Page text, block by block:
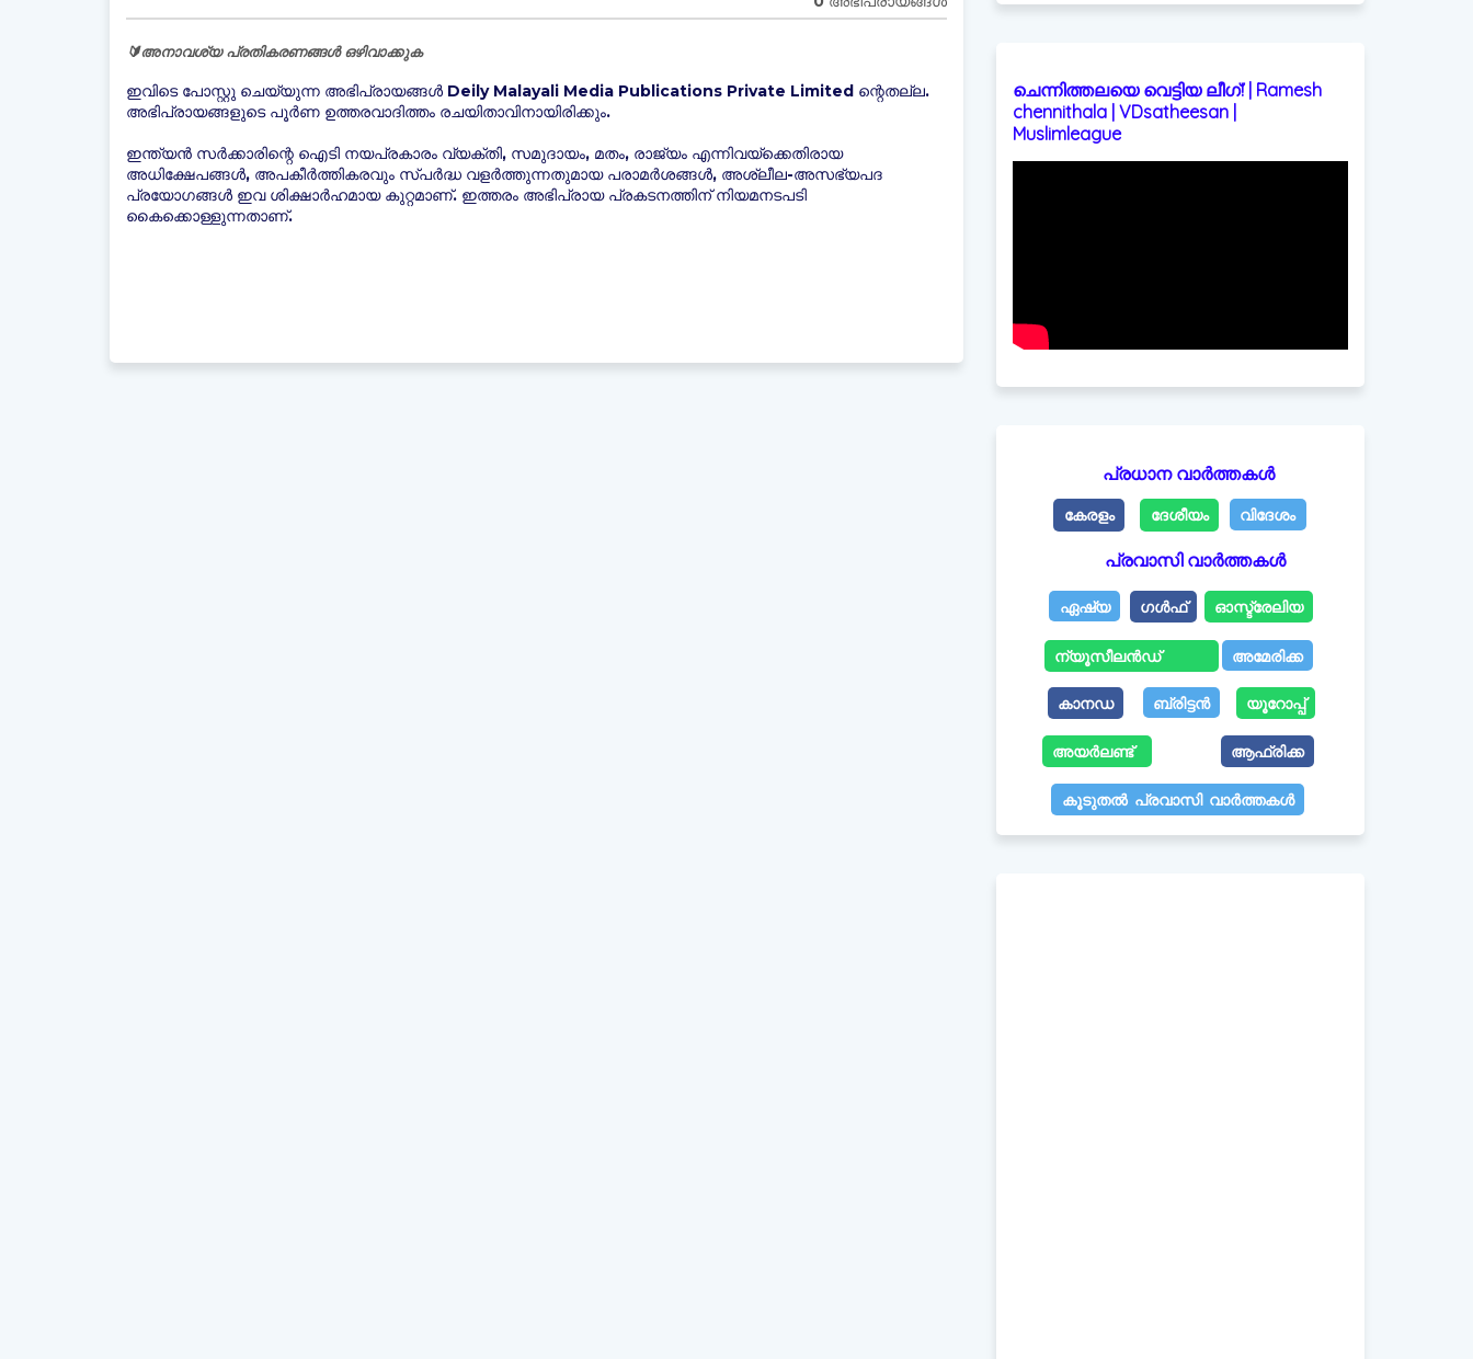
🔰അനാവശ്യ പ്രതികരണങ്ങൾ ഒഴിവാക്കുക
ഇവിടെ പോസ്റ്റു ചെയ്യുന്ന അഭിപ്രായങ്ങൾ Deily Malayali Media Publications Private Limited ന്റെതല്ല.
അഭിപ്രായങ്ങളുടെ പൂർണ ഉത്തരവാദിത്തം രചയിതാവിനായിരിക്കും.
ഇന്ത്യന്‍ സർക്കാരിന്റെ ഐടി നയപ്രകാരം വ്യക്തി, സമുദായം, മതം, രാജ്യം എന്നിവയ്ക്കെതിരായ
അധിക്ഷേപങ്ങൾ, അപകീർത്തികരവും സ്പർദ്ധ വളർത്തുന്നതുമായ പരാമർശങ്ങൾ, അശ്ലീല-അസഭ്യപദ
പ്രയോഗങ്ങൾ ഇവ ശിക്ഷാർഹമായ കുറ്റമാണ്. ഇത്തരം അഭിപ്രായ പ്രകടനത്തിന് നിയമനടപടി
കൈക്കൊള്ളുന്നതാണ്.
ചെന്നിത്തലയെ വെട്ടിയ ലീഗ്! | Ramesh
chennithala | VDsatheesan |
Muslimleague
പ്രധാന വാർത്തകൾ
കേരളം ദേശീയം വിദേശം
പ്രവാസി വാർത്തകൾ
ഏഷ്യ ഗൾഫ് ഓസ്ട്രേലിയ
ന്യൂസീലൻഡ് അമേരിക്ക
കാനഡ ബ്രിട്ടൻ യൂറോപ്പ്
അയർലണ്ട് ആഫ്രിക്ക
കൂടുതൽ പ്രവാസി വാർത്തകൾ